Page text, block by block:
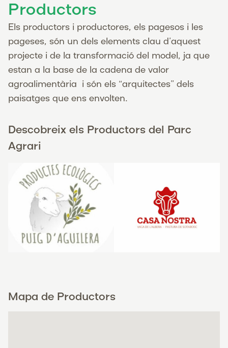
Productors
Els productors i productores, els pagesos i les
pageses, són un dels elements clau d’aquest
projecte i de la transformació del model, ja que
estan a la base de la cadena de valor
agroalimentària i són els “arquitectes” dels
paisatges que ens envolten.
Descobreix els Productors del Parc
Agrari
Mapa de Productors